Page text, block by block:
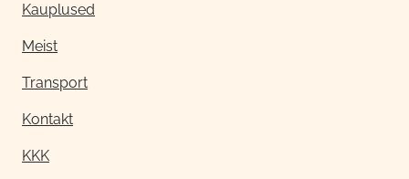
Kauplused
Meist
Transport
Kontakt
KKK